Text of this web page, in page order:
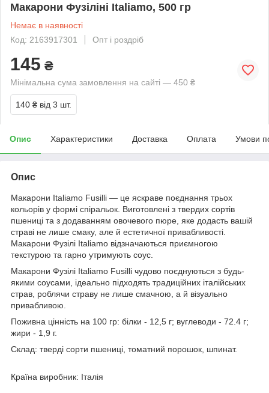
Макарони Фузіліні Italiamo, 500 гр
Немає в наявності
Код: 2163917301
Опт і роздріб
145 ₴
Мінімальна сума замовлення на сайті — 450 ₴
140 ₴ від 3 шт.
Опис Характеристики Доставка Оплата Умови
Опис
Макарони Italiamo Fusilli — це яскраве поєднання трьох
кольорів у формі спіральок. Виготовлені з твердих сортів
пшениці та з додаванням овочевого пюре, яке додасть вашій
страві не лише смаку, але й естетичної привабливості.
Макарони Фузілі Italiamo відзначаються приємногою
текстурою та гарно утримують соус.
Макарони Фузілі Italiamo Fusilli чудово поєднуються з будь-
якими соусами, ідеально підходять традиційних італійських
страв, роблячи страву не лише смачною, а й візуально
привабливою.
Поживна цінність на 100 гр: білки - 12,5 г; вуглеводи - 72.4 г;
жири - 1,9 г.
Склад: тверді сорти пшениці, томатний порошок, шпинат.
Країна виробник: Італія